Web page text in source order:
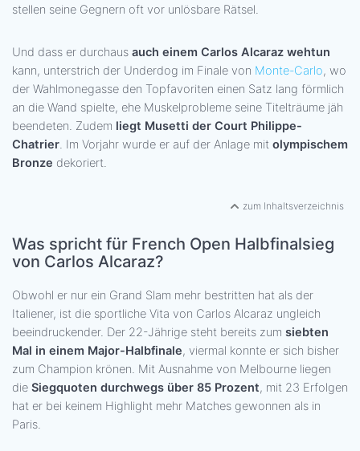
stellen seine Gegnern oft vor unlösbare Rätsel.
Und dass er durchaus auch einem Carlos Alcaraz wehtun
kann, unterstrich der Underdog im Finale von Monte-Carlo, wo
der Wahlmonegasse den Topfavoriten einen Satz lang förmlich
an die Wand spielte, ehe Muskelprobleme seine Titelträume jäh
beendeten. Zudem liegt Musetti der Court Philippe-
Chatrier. Im Vorjahr wurde er auf der Anlage mit olympischem
Bronze dekoriert.
zum Inhaltsverzeichnis
Was spricht für French Open Halbfinalsieg
von Carlos Alcaraz?
Obwohl er nur ein Grand Slam mehr bestritten hat als der
Italiener, ist die sportliche Vita von Carlos Alcaraz ungleich
beeindruckender. Der 22-Jährige steht bereits zum siebten
Mal in einem Major-Halbfinale, viermal konnte er sich bisher
zum Champion krönen. Mit Ausnahme von Melbourne liegen
die Siegquoten durchwegs über 85 Prozent, mit 23 Erfolgen
hat er bei keinem Highlight mehr Matches gewonnen als in
Paris.